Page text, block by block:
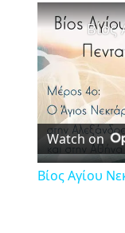
Watch on
Βίος Αγίου